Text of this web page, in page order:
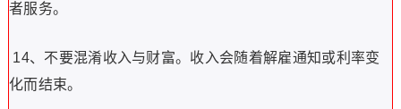
者服务。
14、不要混淆收入与财富。收入会随着解雇通知或利率变
化而结束。